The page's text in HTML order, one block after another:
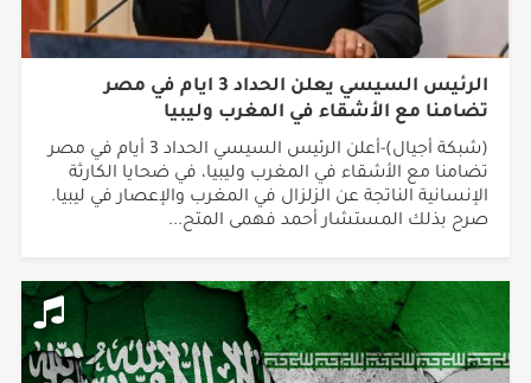
الرئيس السيسي يعلن الحداد 3 ايام في مصر
تضامنا مع الأشقاء في المغرب وليبيا
(شبكة أجيال)-أعلن الرئيس السيسي الحداد 3 أيام في مصر
تضامنا مع الأشقاء في المغرب وليبيا، في ضحايا الكارثة
الإنسانية الناتجة عن الزلزال في المغرب والإعصار في ليبيا.
صرح بذلك المستشار أحمد فهمى المتح...